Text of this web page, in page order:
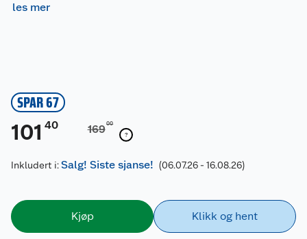
les mer
SPAR 67
101 40 16900
Inkludert i:Salg! Siste sjanse! (06.07.26 - 16.08.26)
Kjøp Klikk og hent